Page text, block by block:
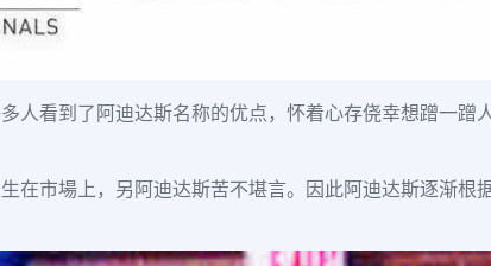
人看到了阿迪达斯名称的优点，怀着心存侥幸想蹭一蹭
在市場上，另阿迪达斯苦不堪言。因此阿迪达斯逐渐根